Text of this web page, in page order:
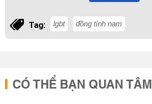
Tag: lgbt đồng tính nam
CÓ THỂ BẠN QUAN TÂM